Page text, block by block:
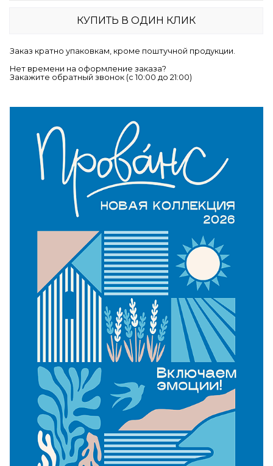
КУПИТЬ В ОДИН КЛИК
Заказ кратно упаковкам, кроме поштучной продукции.
Нет времени на оформление заказа?
Закажите обратный звонок (c 10:00 до 21:00)